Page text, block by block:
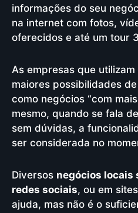
informações do seu
na internet com fotos,
oferecidos e até um tour
As empresas que
maiores possibilidades
como negócios “com
mesmo, quando se fala
sem dúvidas, a
ser considerada no
Diversos negócios locais
redes sociais, ou em
ajuda, mas não é o